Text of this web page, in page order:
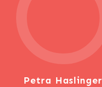
Petra Haslinger